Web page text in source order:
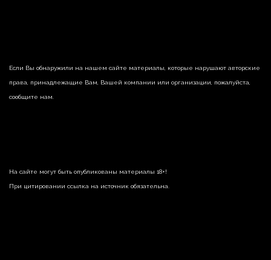
Если Вы обнаружили на нашем сайте материалы, которые нарушают авторские
права, принадлежащие Вам, Вашей компании или организации, пожалуйста,
сообщите нам.
На сайте могут быть опубликованы материалы 18+!
При цитировании ссылка на источник обязательна.